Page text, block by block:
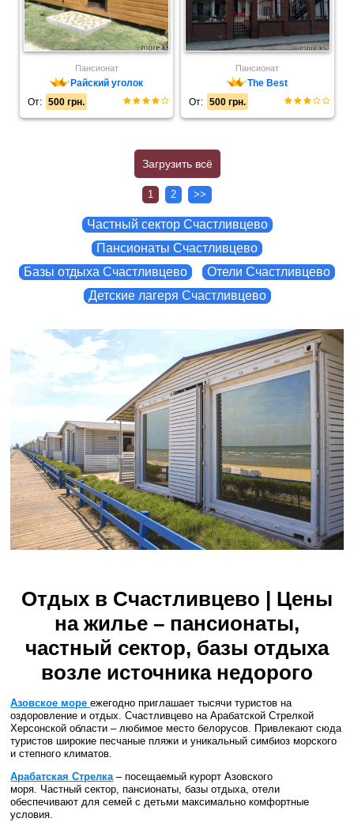
Пансионат
Райский уголок
От:
500 грн.
Пансионат
The Best
От:
500 грн.
Загрузить всё
1 2 >>
Частный сектор Счастливцево
Пансионаты Счастливцево
Базы отдыха Счастливцево
Отели Счастливцево
Детские лагеря Счастливцево
Отдых в Счастливцево | Цены
на жилье – пансионаты,
частный сектор, базы отдыха
возле источника недорого
Азовское море ежегодно приглашает тысячи туристов на
оздоровление и отдых. Счастливцево на Арабатской Стрелкой
Херсонской области – любимое место белорусов. Привлекают сюда
туристов широкие песчаные пляжи и уникальный симбиоз морского
и степного климатов.
Арабатская Стрелка– посещаемый курорт Азовского
моря. Частный сектор, пансионаты, базы отдыха, отели
обеспечивают для семей с детьми максимально комфортные
условия.